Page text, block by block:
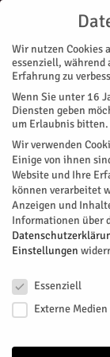
Start Magazin
MAGAZIN LITERATUR
Der Sommer ist
EM gerade das
immer noch das
Buch geschrieben.
Dorothée Schenk- Juli
Facebook
Wir nutzen Cookies
essenziell, während
Erfahrung zu
Wenn Sie unter 16
Diensten geben
um Erlaubnis bitten.
Wir verwenden
Einige von ihnen
Website und Ihre
können verarbeitet
Anzeigen und
Informationen über
Einstellungen
Essenziell
Externe Medien